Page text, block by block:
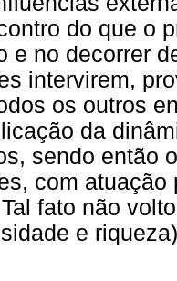
do que o
e no decorrer
intervirem,
os outros
da
sendo então
com
fato não
e